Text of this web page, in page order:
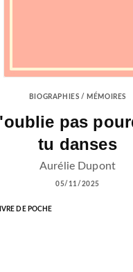
BIOGRAPHIES / MÉMOIRES
pas
tu danses
Aurélie Dupont
05/11/2025
DE POCHE